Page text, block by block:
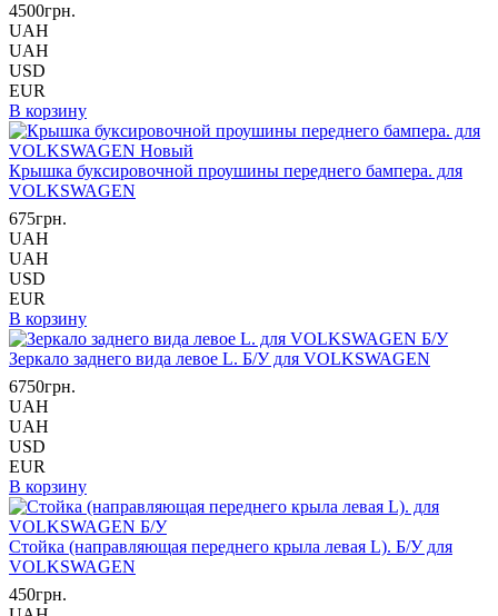
4500грн.
UAH
UAH
USD
EUR
В корзину
Крышка буксировочной проушины переднего бампера. для
VOLKSWAGEN
675грн.
UAH
UAH
USD
EUR
В корзину
Зеркало заднего вида левое L. Б/У для VOLKSWAGEN
6750грн.
UAH
UAH
USD
EUR
В корзину
Стойка (направляющая переднего крыла левая L). Б/У для
VOLKSWAGEN
450грн.